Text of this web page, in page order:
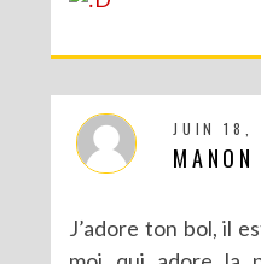
JUIN 18,
MANON
J’adore ton bol, il